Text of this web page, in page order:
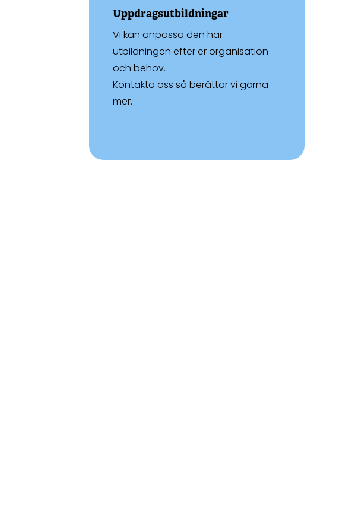
Uppdragsutbildningar
Vi kan anpassa den här
utbildningen efter er organisation
och behov.
Kontakta oss så berättar vi gärna
mer.